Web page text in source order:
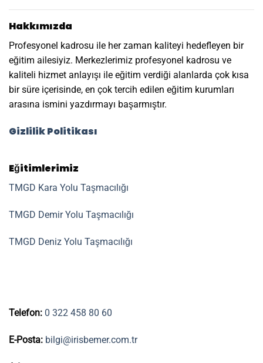
Hakkımızda
Profesyonel kadrosu ile her zaman kaliteyi hedefleyen bir
eğitim ailesiyiz. Merkezlerimiz profesyonel kadrosu ve
kaliteli hizmet anlayışı ile eğitim verdiği alanlarda çok kısa
bir süre içerisinde, en çok tercih edilen eğitim kurumları
arasına ismini yazdırmayı başarmıştır.
Gizlilik Politikası
Eğitimlerimiz
TMGD Kara Yolu Taşmacılığı
TMGD Demir Yolu Taşmacılığı
TMGD Deniz Yolu Taşmacılığı
Telefon: 0 322 458 80 60
E-Posta: bilgi@irisbemer.com.tr